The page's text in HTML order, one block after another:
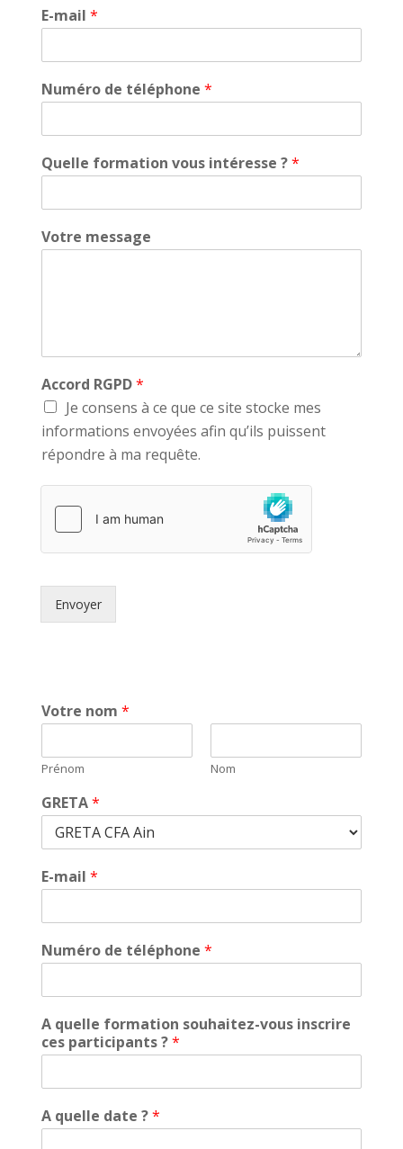
E-mail *
Numéro de téléphone *
Quelle formation vous intéresse ?*
Votre message
Accord RGPD*
Je consens à ce que ce site stocke mes
informations envoyées afin qu’ils puissent
répondre à ma requête.
Envoyer
Votre nom *
Prénom Nom
GRETA*
E-mail *
Numéro de téléphone *
A quelle formation souhaitez-vous inscrire
ces participants ?*
A quelle date ?*